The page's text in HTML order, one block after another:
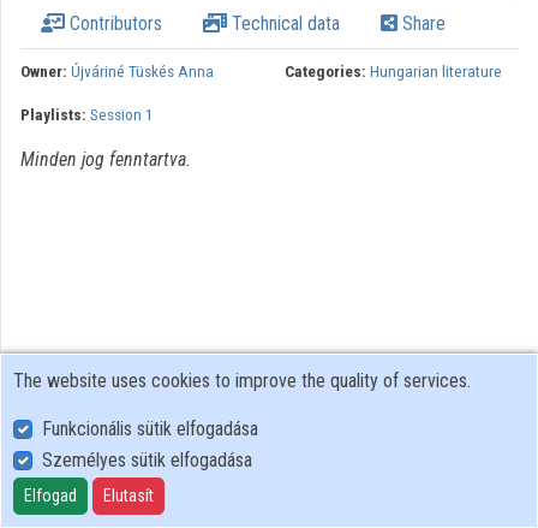
Organizations
Contributors Technical data Share
Owner: Újváriné Tüskés Anna Categories: Hungarian literature
Playlists: Session 1
Minden jog fenntartva.
User Policy
Adatkezelési tájékoztató (en)
Cookie Policy
The website uses cookies to improve the quality of services.
Funkcionális sütik elfogadása
Személyes sütik elfogadása
Elfogad Elutasít